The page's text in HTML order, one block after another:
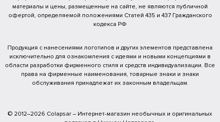
материалы и цены, размещенные на сайте, не являются публичной
офертой, определяемой положениями Статей 435 и 437 Гражданского
кодекса РФ
Продукция с нанесениями логотипов и других элементов представлена
исключительно для ознакомления с идеями и новыми концепциями в
области разработки фирменного стиля и средств индивидуализации. Все
права на фирменные наименования, товарные знаки и знаки
обслуживания принадлежат их законным владельцам.
© 2012–2026 Colapsar – Интернет-магазин необычных и оригинальных